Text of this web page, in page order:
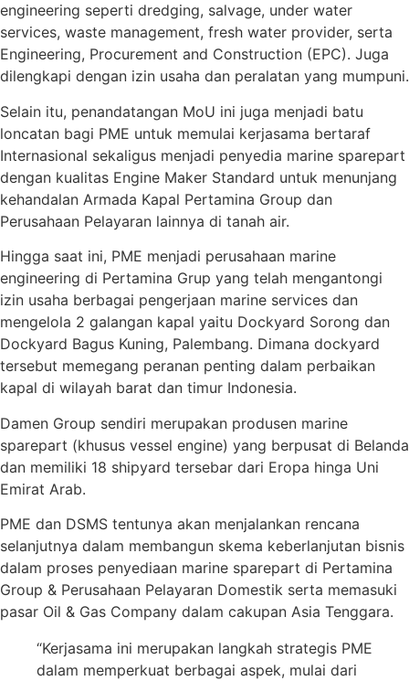
engineering seperti dredging, salvage, under water
services, waste management, fresh water provider, serta
Engineering, Procurement and Construction (EPC). Juga
dilengkapi dengan izin usaha dan peralatan yang mumpuni.
Selain itu, penandatangan MoU ini juga menjadi batu
loncatan bagi PME untuk memulai kerjasama bertaraf
Internasional sekaligus menjadi penyedia marine sparepart
dengan kualitas Engine Maker Standard untuk menunjang
kehandalan Armada Kapal Pertamina Group dan
Perusahaan Pelayaran lainnya di tanah air.
Hingga saat ini, PME menjadi perusahaan marine
engineering di Pertamina Grup yang telah mengantongi
izin usaha berbagai pengerjaan marine services dan
mengelola 2 galangan kapal yaitu Dockyard Sorong dan
Dockyard Bagus Kuning, Palembang. Dimana dockyard
tersebut memegang peranan penting dalam perbaikan
kapal di wilayah barat dan timur Indonesia.
Damen Group sendiri merupakan produsen marine
sparepart (khusus vessel engine) yang berpusat di Belanda
dan memiliki 18 shipyard tersebar dari Eropa hinga Uni
Emirat Arab.
PME dan DSMS tentunya akan menjalankan rencana
selanjutnya dalam membangun skema keberlanjutan bisnis
dalam proses penyediaan marine sparepart di Pertamina
Group & Perusahaan Pelayaran Domestik serta memasuki
pasar Oil & Gas Company dalam cakupan Asia Tenggara.
“Kerjasama ini merupakan langkah strategis PME
dalam memperkuat berbagai aspek, mulai dari